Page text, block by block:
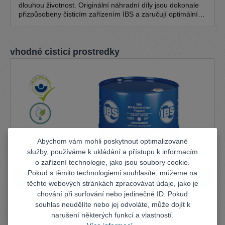
dlouhou životnost. Originální náhradní díly jsou dokonale
přizpůsobeny čisticím zařízením IBS a zaručují optimální
NW 20 IBS-Hadice ke štětci (1,5 m) Hadicová svorka
(velká) 16-25/9 (vhodná pro všechny sady čerpadel; kromě
všechny soupravy čerpadel)
Přeskočit galerii produktů
vhodné cisticí prostredky
Abychom vám mohli poskytnout optimalizované
služby, používáme k ukládání a přístupu k informacím
o zařízení technologie, jako jsou soubory cookie.
Pokud s těmito technologiemi souhlasíte, můžeme na
těchto webových stránkách zpracovávat údaje, jako je
chování při surfování nebo jedinečné ID. Pokud
souhlas neudělíte nebo jej odvoláte, může dojít k
narušení některých funkcí a vlastností.